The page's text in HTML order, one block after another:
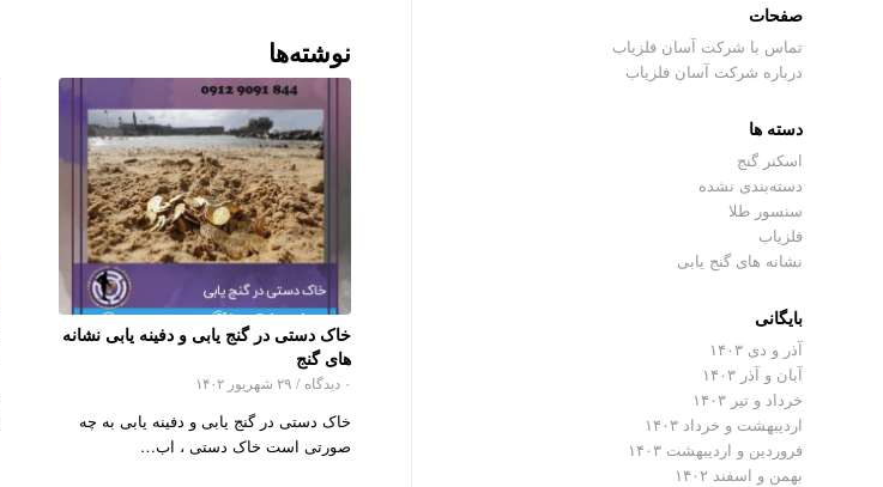
نوشته‌ها
خاک دستی در گنج یابی و دفینه یابی نشانه
های گنج
۰ دیدگاه / ۲۹ شهریور ۱۴۰۲
خاک دستی در گنج یابی و دفینه یابی به چه
صورتی است خاک دستی ، اب…
صفحات
تماس با شرکت آسان فلزیاب
درباره شرکت آسان فلزیاب
دسته ها
اسکنر گنج
دسته‌بندی نشده
سنسور طلا
فلزیاب
نشانه های گنج یابی
بایگانی
آذر و دی ۱۴۰۳
آبان و آذر ۱۴۰۳
خرداد و تیر ۱۴۰۳
اردیبهشت و خرداد ۱۴۰۳
فروردین و اردیبهشت ۱۴۰۳
بهمن و اسفند ۱۴۰۲